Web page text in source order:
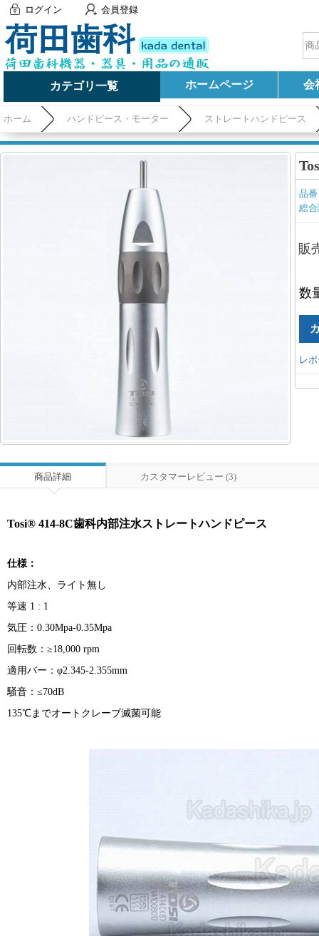
ログイン 会員登録
カテゴリ一覧 ホームページ 会
ホーム ハンドピース・モーター ストレートハンドピース
品
総
販
数
レ
商品詳細 カスタマーレビュー (3)
Tosi® 414-8C歯科内部注水ストレートハンドピース
仕様：
内部注水、ライト無し
等速 1 : 1
気圧：0.30Mpa-0.35Mpa
回転数：≥18,000 rpm
適用バー：φ2.345-2.355mm
騒音：≤70dB
135℃までオートクレーブ滅菌可能